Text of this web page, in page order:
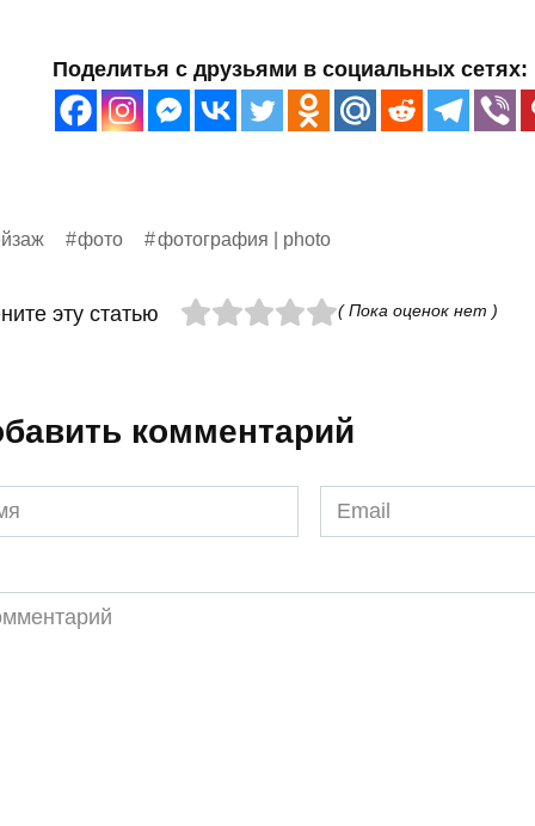
Поделитья с друзьями в социальных сетях:
фото фотография | photo
эту статью ( Пока оценок нет )
комментарий
Email
*